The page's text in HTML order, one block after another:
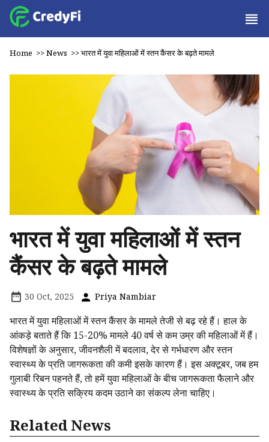
Home >>News >>भारत में युवा महिलाओं में स्तन कैंसर के बढ़ते मामले
भारत में युवा महिलाओं में स्तन
कैंसर के बढ़ते मामले
30 Oct, 2025 Priya Nambiar
भारत में युवा महिलाओं में स्तन कैंसर के मामले तेजी से बढ़ रहे हैं। हाल के
आंकड़े बताते हैं कि 15-20% मामले 40 वर्ष से कम उम्र की महिलाओं में हैं।
विशेषज्ञों के अनुसार, जीवनशैली में बदलाव, देर से गर्भधारण और स्तन
स्वास्थ्य के प्रति जागरूकता की कमी इसके कारण हैं। इस अक्टूबर, जब हम
गुलाबी रिबन पहनते हैं, तो हमें युवा महिलाओं के बीच जागरूकता फैलाने और
स्वास्थ्य के प्रति सक्रिय कदम उठाने का संकल्प लेना चाहिए।
Related News